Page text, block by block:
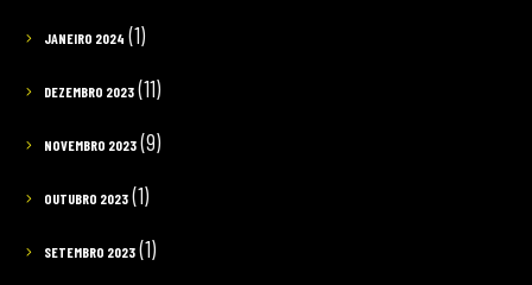
JANEIRO 2024 (1)
DEZEMBRO 2023(11)
NOVEMBRO 2023(9)
OUTUBRO 2023(1)
SETEMBRO 2023(1)